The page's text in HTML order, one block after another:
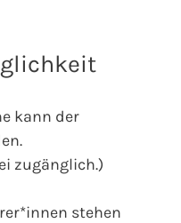
kann der
zugänglich.)
stehen